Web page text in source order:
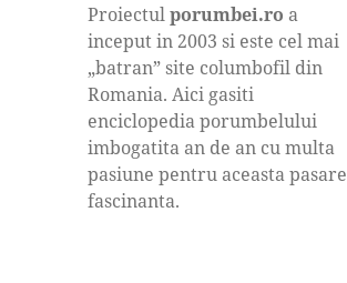
Proiectulporumbei.ro a
inceput in 2003 si este cel mai
„batran” site columbofil din
Romania. Aici gasiti
enciclopedia porumbelului
imbogatita an de an cu multa
pasiune pentru aceasta pasare
fascinanta.